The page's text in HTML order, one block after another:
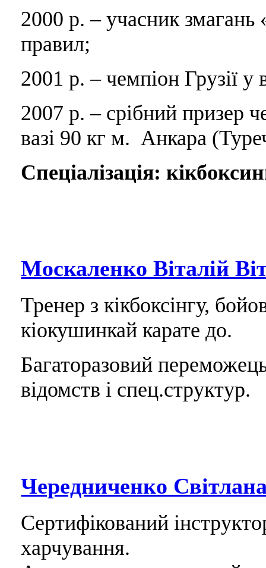
2000 р. – учасник змагань
правил;
2001 р. – чемпіон Грузії у
2007 р. – срібний призер
вазі 90 кг м. Анкара
Спеціалізація:
Москаленко Віталій
Тренер з кікбоксінгу,
кіокушинкай карате до.
Багаторазовий
відомств і спец.структур.
Чередниченко
Сертифікований
харчування.